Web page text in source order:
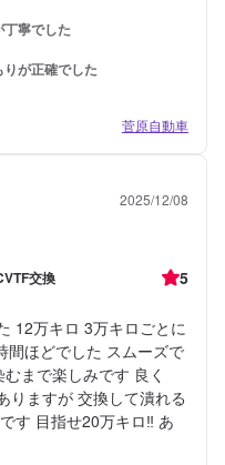
丁寧でした
りが正確でした
菅原自動車
2025/12/08
交換 5
12万キロ 3万キロごとに
間ほどでした スムーズで
まで楽しみです 良く
りますが 交換して潰れる
す 目指せ20万キロ‼️ あ